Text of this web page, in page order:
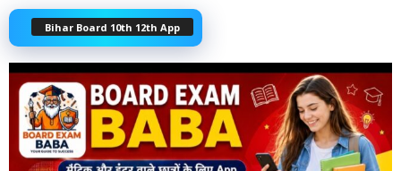
Bihar Board 10th 12th App